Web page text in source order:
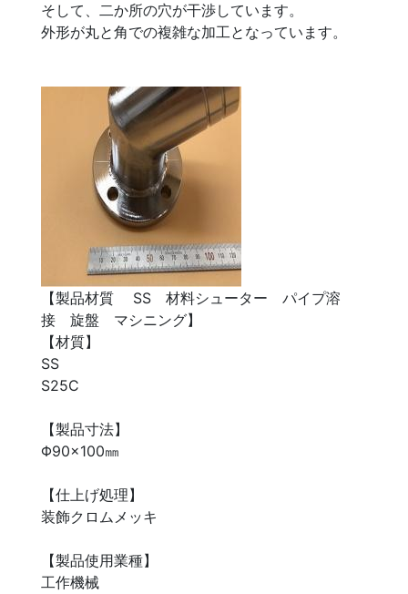
そして、二か所の穴が干渉しています。
外形が丸と角での複雑な加工となっています。
【製品材質 SS 材料シューター パイプ溶
接 旋盤 マシニング】
【材質】
SS
S25C
【製品寸法】
Φ90×100㎜
【仕上げ処理】
装飾クロムメッキ
【製品使用業種】
工作機械